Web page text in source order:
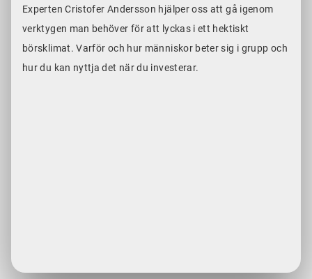
Experten Cristofer Andersson hjälper oss att gå igenom
verktygen man behöver för att lyckas i ett hektiskt
börsklimat. Varför och hur människor beter sig i grupp och
hur du kan nyttja det när du investerar.